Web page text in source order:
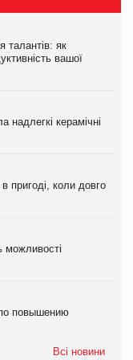
талантів: як
вашої
надлегкі керамічні
пригоді, коли довго
повышению
Всі новини